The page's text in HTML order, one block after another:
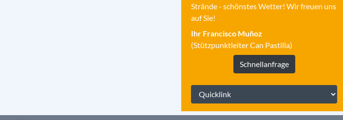
Strände - schönstes Wetter! Wir freuen uns
auf Sie!
Ihr Francisco Muñoz
(Stützpunktleiter Can Pastilla)
Schnellanfrage